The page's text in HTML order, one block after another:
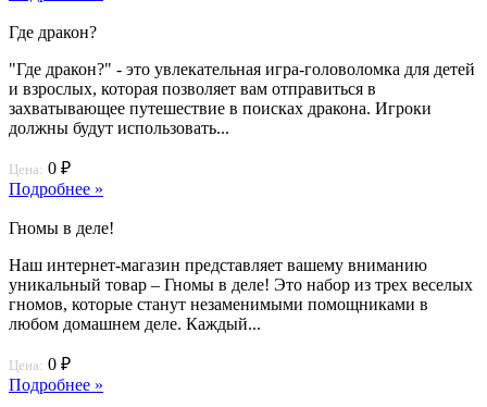
Где дракон?
"Где дракон?" - это увлекательная игра-головоломка для детей
и взрослых, которая позволяет вам отправиться в
захватывающее путешествие в поисках дракона. Игроки
должны будут использовать...
Цена: 0 ₽
Подробнее »
Гномы в деле!
Наш интернет-магазин представляет вашему вниманию
уникальный товар – Гномы в деле! Это набор из трех веселых
гномов, которые станут незаменимыми помощниками в
любом домашнем деле. Каждый...
Цена: 0 ₽
Подробнее »